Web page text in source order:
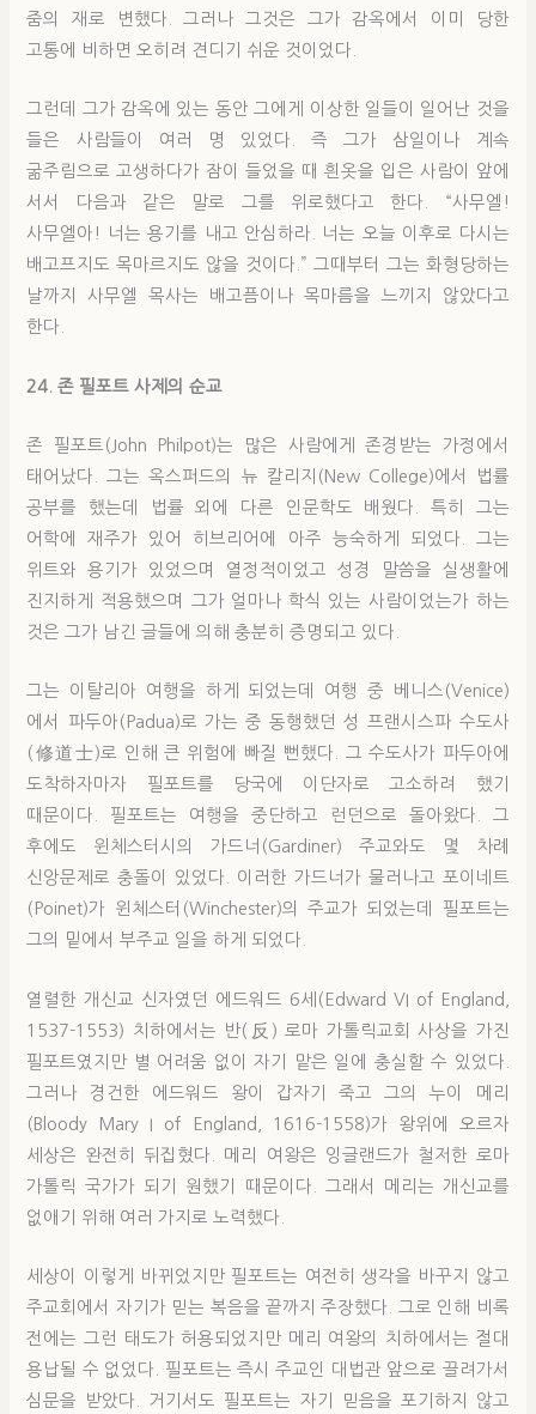
줌의 재로 변했다. 그러나 그것은 그가 감옥에서 이미 당한
고통에 비하면 오히려 견디기 쉬운 것이었다.
그런데 그가 감옥에 있는 동안 그에게 이상한 일들이 일어난 것을
들은 사람들이 여러 명 있었다. 즉 그가 삼일이나 계속
굶주림으로 고생하다가 잠이 들었을 때 흰옷을 입은 사람이 앞에
서서 다음과 같은 말로 그를 위로했다고 한다. “사무엘!
사무엘아! 너는 용기를 내고 안심하라. 너는 오늘 이후로 다시는
배고프지도 목마르지도 않을 것이다.” 그때부터 그는 화형당하는
날까지 사무엘 목사는 배고픔이나 목마름을 느끼지 않았다고
한다.
24. 존 필포트 사제의 순교
존 필포트(John Philpot)는 많은 사람에게 존경받는 가정에서
태어났다. 그는 옥스퍼드의 뉴 칼리지(New College)에서 법률
공부를 했는데 법률 외에 다른 인문학도 배웠다. 특히 그는
어학에 재주가 있어 히브리어에 아주 능숙하게 되었다. 그는
위트와 용기가 있었으며 열정적이었고 성경 말씀을 실생활에
진지하게 적용했으며 그가 얼마나 학식 있는 사람이었는가 하는
것은 그가 남긴 글들에 의해 충분히 증명되고 있다.
그는 이탈리아 여행을 하게 되었는데 여행 중 베니스(Venice)
에서 파두아(Padua)로 가는 중 동행했던 성 프랜시스파 수도사
(修道士)로 인해 큰 위험에 빠질 뻔했다. 그 수도사가 파두아에
도착하자마자 필포트를 당국에 이단자로 고소하려 했기
때문이다. 필포트는 여행을 중단하고 런던으로 돌아왔다. 그
후에도 윈체스터시의 가드너(Gardiner) 주교와도 몇 차례
신앙문제로 충돌이 있었다. 이러한 가드너가 물러나고 포이네트
(Poinet)가 윈체스터(Winchester)의 주교가 되었는데 필포트는
그의 밑에서 부주교 일을 하게 되었다.
열렬한 개신교 신자였던 에드워드 6세(Edward VI of England,
1537-1553) 치하에서는 반(反) 로마 가톨릭교회 사상을 가진
필포트였지만 별 어려움 없이 자기 맡은 일에 충실할 수 있었다.
그러나 경건한 에드워드 왕이 갑자기 죽고 그의 누이 메리
(Bloody Mary I of England, 1616-1558)가 왕위에 오르자
세상은 완전히 뒤집혔다. 메리 여왕은 잉글랜드가 철저한 로마
가톨릭 국가가 되기 원했기 때문이다. 그래서 메리는 개신교를
없애기 위해 여러 가지로 노력했다.
세상이 이렇게 바뀌었지만 필포트는 여전히 생각을 바꾸지 않고
주교회에서 자기가 믿는 복음을 끝까지 주장했다. 그로 인해 비록
전에는 그런 태도가 허용되었지만 메리 여왕의 치하에서는 절대
용납될 수 없었다. 필포트는 즉시 주교인 대법관 앞으로 끌려가서
심문을 받았다. 거기서도 필포트는 자기 믿음을 포기하지 않고